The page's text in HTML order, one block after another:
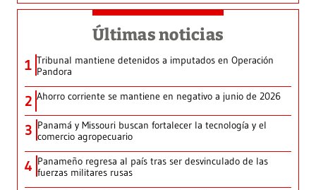
Últimas noticias
1 Tribunal mantiene detenidos a imputados en Operación
Pandora
2 Ahorro corriente se mantiene en negativo a junio de 2026
3 Panamá y Missouri buscan fortalecer la tecnología y el
comercio agropecuario
4 Panameño regresa al país tras ser desvinculado de las
fuerzas militares rusas